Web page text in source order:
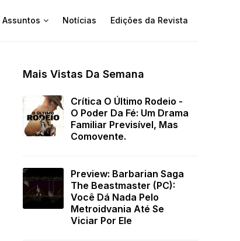
Assuntos Notícias Edições da Revista
Mais Vistas Da Semana
Crítica O Último Rodeio -
O Poder Da Fé: Um Drama
Familiar Previsível, Mas
Comovente.
Preview: Barbarian Saga
The Beastmaster (PC):
Você Dá Nada Pelo
Metroidvania Até Se
Viciar Por Ele